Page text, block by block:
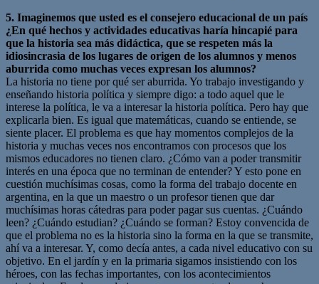
5. Imaginemos que usted es el consejero educacional de un país
¿En qué hechos y actividades educativas haría hincapié para
que la historia sea más didáctica, que se respeten más la
idiosincrasia de los lugares de origen de los alumnos y menos
aburrida como muchas veces expresan los alumnos?
La historia no tiene por qué ser aburrida. Yo trabajo investigando y
enseñando historia política y siempre digo: a todo aquel que le
interese la política, le va a interesar la historia política. Pero hay que
explicarla bien. Es igual que matemáticas, cuando se entiende, se
siente placer. El problema es que hay momentos complejos de la
historia y muchas veces nos encontramos con procesos que los
mismos educadores no tienen claro. ¿Cómo van a poder transmitir
interés en una época que no terminan de entender? Y esto pone en
cuestión muchísimas cosas, como la forma del trabajo docente en
argentina, en la que un maestro o un profesor tienen que dar
muchísimas horas cátedras para poder pagar sus cuentas. ¿Cuándo
leen? ¿Cuándo estudian? ¿Cuándo se forman? Estoy convencida de
que el problema no es la historia sino la forma en la que se transmite,
ahí va a interesar. Y, como decía antes, a cada nivel educativo con su
objetivo. En el jardín y en la primaria sigamos insistiendo con los
héroes, con las fechas importantes, con los acontecimientos